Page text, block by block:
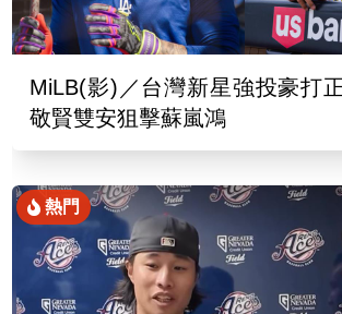
MiLB(影)／台灣新星強投豪打
敬賢雙安狙擊蘇嵐鴻
熱門